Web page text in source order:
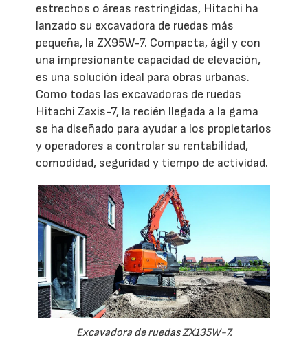
estrechos o áreas restringidas, Hitachi ha
lanzado su excavadora de ruedas más
pequeña, la ZX95W-7. Compacta, ágil y con
una impresionante capacidad de elevación,
es una solución ideal para obras urbanas.
Como todas las excavadoras de ruedas
Hitachi Zaxis-7, la recién llegada a la gama
se ha diseñado para ayudar a los propietarios
y operadores a controlar su rentabilidad,
comodidad, seguridad y tiempo de actividad.
Excavadora de ruedas ZX135W-7.